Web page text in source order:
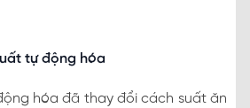
tự động hóa
hóa đã thay đổi cách suất ăn